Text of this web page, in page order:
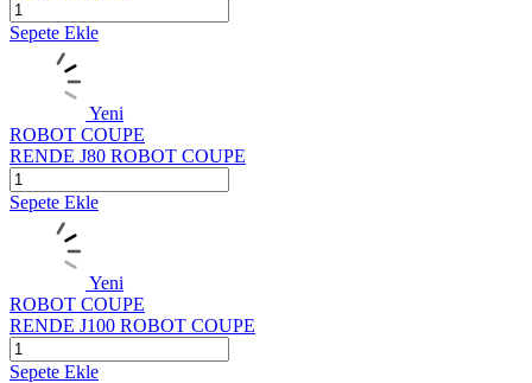
Sepete Ekle
Yeni
ROBOT COUPE
RENDE J80 ROBOT COUPE
Sepete Ekle
Yeni
ROBOT COUPE
RENDE J100 ROBOT COUPE
Sepete Ekle